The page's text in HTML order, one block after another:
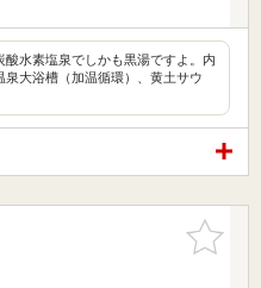
水素塩泉でしかも黒湯ですよ。内
大浴槽（加温循環）、黄土サウ
お気に入
りに追加